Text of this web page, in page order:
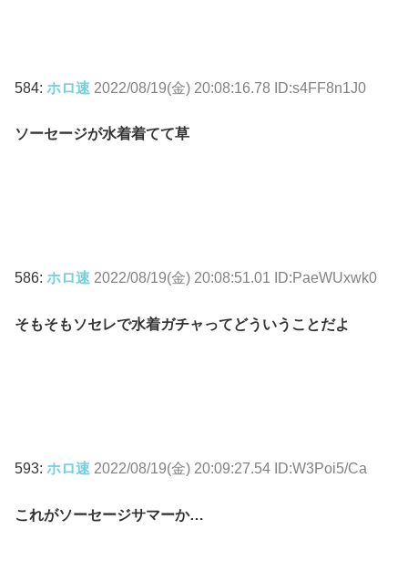
584: ホロ速 2022/08/19(金) 20:08:16.78 ID:s4FF8n1J0
ソーセージが水着着てて草
586: ホロ速 2022/08/19(金) 20:08:51.01 ID:PaeWUxwk0
そもそもソセレで水着ガチャってどういうことだよ
593: ホロ速 2022/08/19(金) 20:09:27.54 ID:W3Poi5/Ca
これがソーセージサマーか…